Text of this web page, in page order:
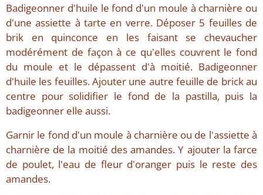
Badigeonner d'huile le fond d'un moule à charnière ou
d'une assiette à tarte en verre. Déposer 5 feuilles de
brik en quinconce en les faisant se chevaucher
modérément de façon à ce qu'elles couvrent le fond
du moule et le dépassent d'à moitié. Badigeonner
d'huile les feuilles. Ajouter une autre feuille de brick au
centre pour solidifier le fond de la pastilla, puis la
badigeonner elle aussi.
Garnir le fond d'un moule à charnière ou de l'assiette à
charnière de la moitié des amandes. Y ajouter la farce
de poulet, l'eau de fleur d'oranger puis le reste des
amandes.